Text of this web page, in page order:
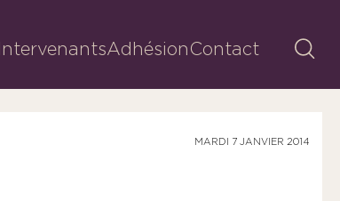
IntervenantsAdhésionContact
MARDI 7 JANVIER 2014